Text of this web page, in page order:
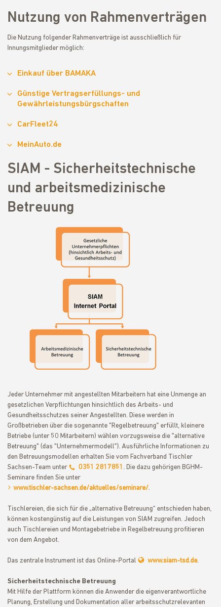
Nutzung von Rahmenverträgen
Die Nutzung folgender Rahmenverträge ist ausschließlich für
Innungsmitglieder möglich:
Einkauf über BAMAKA
Günstige Vertragserfüllungs- und
Gewährleistungsbürgschaften
CarFleet24
MeinAuto.de
SIAM - Sicherheitstechnische
und arbeitsmedizinische
Betreuung
Jeder Unternehmer mit angestellten Mitarbeitern hat eine Unmenge an
gesetzlichen Verpflichtungen hinsichtlich des Arbeits- und
Gesundheitsschutzes seiner Angestellten. Diese werden in
Großbetrieben über die sogenannte "Regelbetreuung" erfüllt, kleinere
Betriebe (unter 50 Mitarbeitern) wählen vorzugsweise die "alternative
Betreuung" (das "Unternehmermodell"). Ausführliche Informationen zu
den Betreuungsmodellen erhalten Sie vom Fachverband Tischler
Sachsen-Team unter
0351 2817851 . Die dazu gehörigen BGHM-
Seminare finden Sie unter
www.tischler-sachsen.de/aktuelles/seminare/.
Tischlereien, die sich für die „alternative Betreuung“ entschieden haben,
können kostengünstig auf die Leistungen von SIAM zugreifen. Jedoch
auch Tischlereien und Montagebetriebe in Regelbetreuung profitieren
von dem Angebot.
Das zentrale Instrument ist das Online-Portal www.siam-tsd.de.
Sicherheitstechnische Betreuung
Mit Hilfe der Plattform können die Anwender die eigenverantwortliche
Planung, Erstellung und Dokumentation aller arbeitsschutzrelevanten